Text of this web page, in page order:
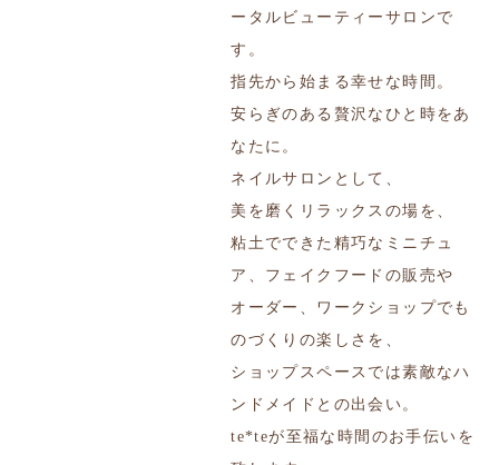
ータルビューティーサロンで
す。
指先から始まる幸せな時間。
安らぎのある贅沢なひと時をあ
なたに。
ネイルサロンとして、
美を磨くリラックスの場を、
粘土でできた精巧なミニチュ
ア、フェイクフードの販売や
オーダー、ワークショップでも
のづくりの楽しさを、
ショップスペースでは素敵なハ
ンドメイドとの出会い。
te*teが至福な時間のお手伝いを